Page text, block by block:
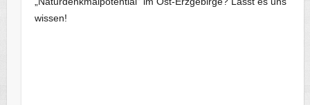
wissen!